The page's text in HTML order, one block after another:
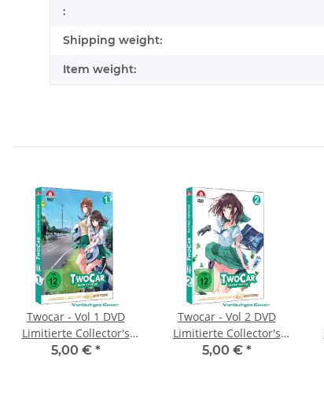
:
Shipping weight:
Item weight:
Twocar - Vol 1 DVD
Limitierte Collector's
Edition
5,00 € *
Twocar - Vol 2 DVD
Limitierte Collector's
Edition
5,00 € *